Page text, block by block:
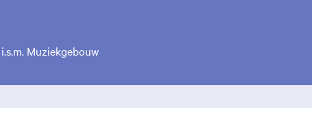
Muziekgebouw